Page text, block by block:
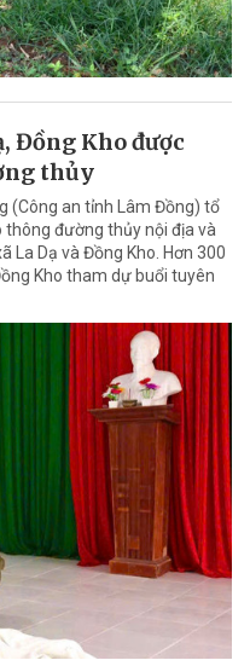
Đồng Kho được
thủy
(Công an tỉnh Lâm Đồng) tổ
thông đường thủy nội địa và
La Dạ và Đồng Kho. Hơn 300
Kho tham dự buổi tuyên